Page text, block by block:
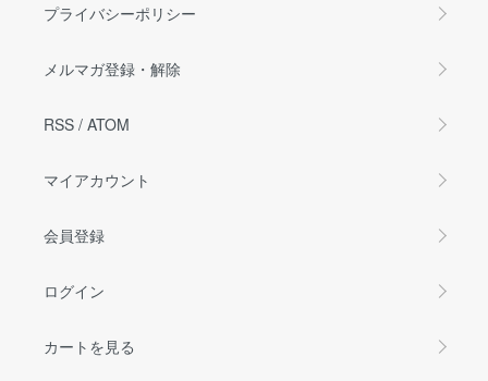
プライバシーポリシー
メルマガ登録・解除
RSS / ATOM
マイアカウント
会員登録
ログイン
カートを見る